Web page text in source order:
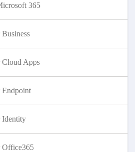
365
Apps
Identity
Office365